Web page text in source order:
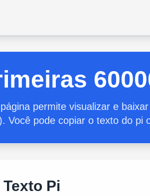
permite visualizar e
Você pode copiar o texto do pi
Texto Pi